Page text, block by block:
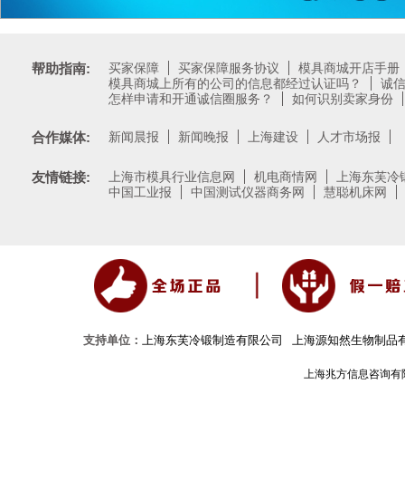
帮助指南: 买家保障 买家保障服务协议
模具商城开店手册
模具商城上所有的公司的信息都经过认证吗？
诚
怎样申请和开通诚信圈服务？
如何识别卖家身份
合作媒体: 新闻晨报 新闻晚报 上海建设 人才市场报
友情链接: 上海市模具行业信息网 机电商情网
上海东芙
中国工业报
中国测试仪器商务网 慧聪机床网
支持单位： 上海东芙冷锻制造有限公司 上海源知然生物制品
上海兆方信息咨询